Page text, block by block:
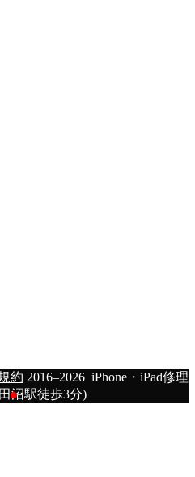
約 2016–2026 iPhone・iPad修理
沼駅徒歩3分)